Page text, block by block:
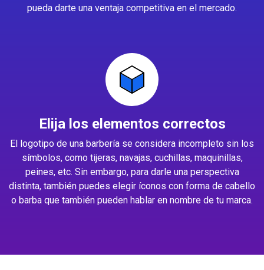
pueda darte una ventaja competitiva en el mercado.
Elija los elementos correctos
El logotipo de una barbería se considera incompleto sin los
símbolos, como tijeras, navajas, cuchillas, maquinillas,
peines, etc. Sin embargo, para darle una perspectiva
distinta, también puedes elegir íconos con forma de cabello
o barba que también pueden hablar en nombre de tu marca.